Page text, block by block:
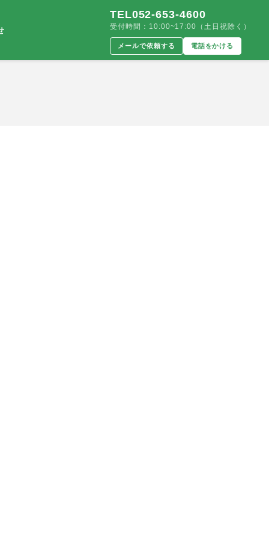
TEL052-653-4600
受付時間：10:00~17:00（土日祝除く）
メールで依頼する 電話をかける